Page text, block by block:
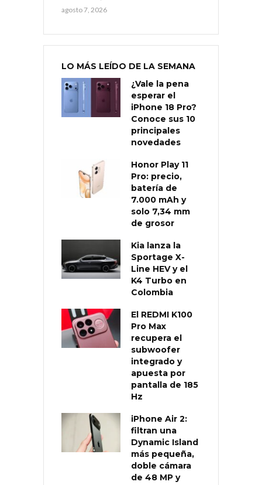
agosto 7, 2026
LO MÁS LEÍDO DE LA SEMANA
¿Vale la pena
esperar el
iPhone 18 Pro?
Conoce sus 10
principales
novedades
Honor Play 11
Pro: precio,
batería de
7.000 mAh y
solo 7,34 mm
de grosor
Kia lanza la
Sportage X-
Line HEV y el
K4 Turbo en
Colombia
El REDMI K100
Pro Max
recupera el
subwoofer
integrado y
apuesta por
pantalla de 185
Hz
iPhone Air 2:
filtran una
Dynamic Island
más pequeña,
doble cámara
de 48 MP y